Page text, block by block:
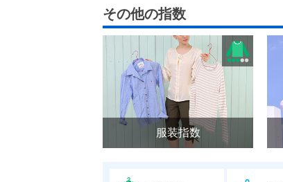
その他の指数
服装指数